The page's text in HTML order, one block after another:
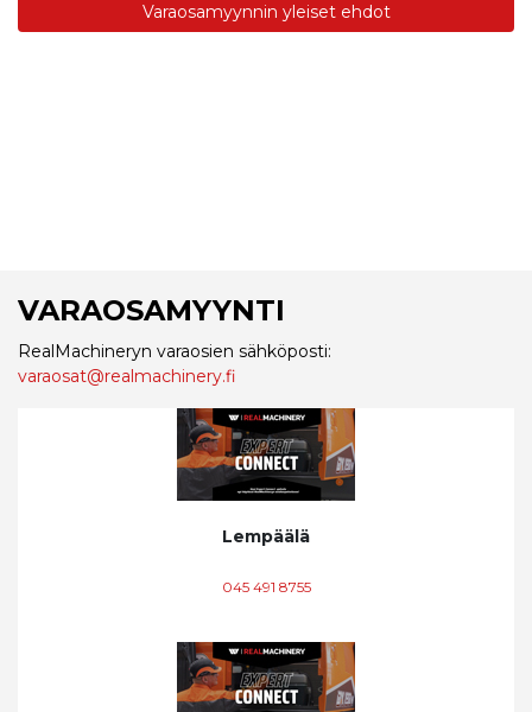
Varaosamyynnin yleiset ehdot
VARAOSAMYYNTI
RealMachineryn varaosien sähköposti:
varaosat@realmachinery.fi
Lempäälä
045 491 8755